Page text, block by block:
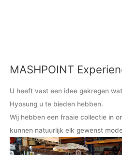
MASHPOINT
U heeft vast een idee gekregen
Hyosung u te bieden hebben.
Wij hebben een fraaie collectie in
kunnen natuurlijk elk gewenst